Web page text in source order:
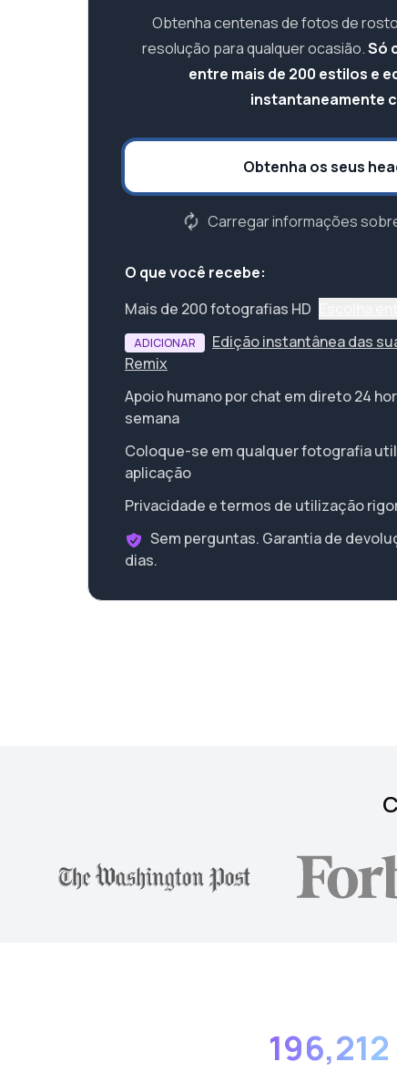
Obtenha centenas de fotos de
resolução para qualquer ocasião.Só
entre mais de 200 estilos e
instantaneamente
Obtenha os seus
Carregar informações
O que você recebe:
Mais de 200 fotografias HD
ADICIONAR
Edição instantânea das
Remix
Apoio humano por chat em direto 24
semana
Coloque-se em qualquer fotografia
aplicação
Privacidade e termos de utilização
Sem perguntas. Garantia de
dias.
196,212